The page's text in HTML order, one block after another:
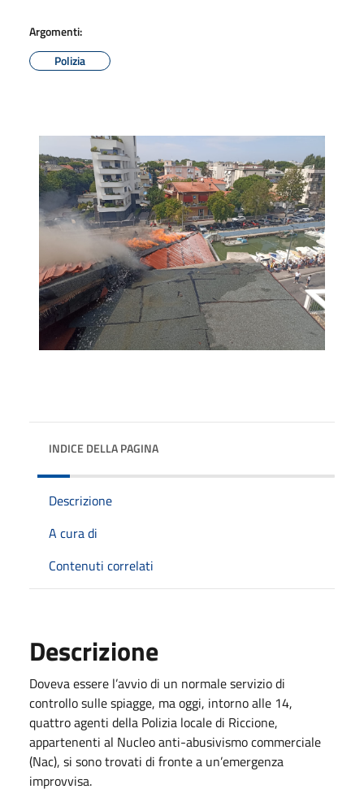
Argomenti:
Polizia
INDICE DELLA PAGINA
Descrizione
A cura di
Contenuti correlati
Descrizione
Doveva essere l’avvio di un normale servizio di
controllo sulle spiagge, ma oggi, intorno alle 14,
quattro agenti della Polizia locale di Riccione,
appartenenti al Nucleo anti-abusivismo commerciale
(Nac), si sono trovati di fronte a un’emergenza
improvvisa.